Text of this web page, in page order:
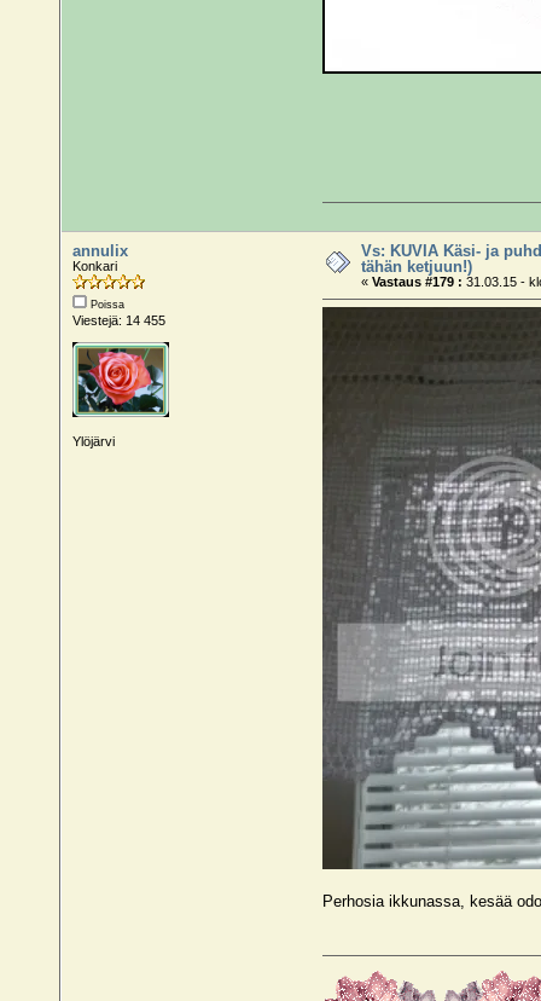
annulix
Konkari
Poissa
Viestejä: 14 455
Ylöjärvi
Vs: KUVIA Käsi- ja
tähän ketjuun!)
«Vastaus #179 : 31.03.15 -
Perhosia ikkunassa, kesää